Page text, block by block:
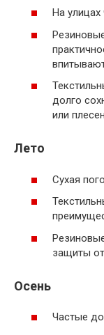
На улицах
долго
или
Лето
Сухая
защиты
Осень
Частые